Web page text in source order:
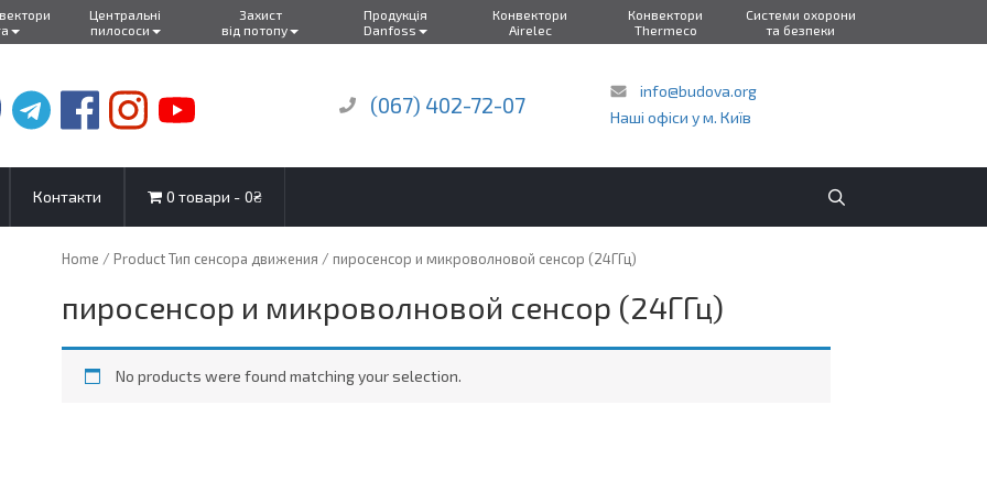
(067) 402-72-07
info@budova.org
Наші офіси у м. Київ
Контакти 0 товари 0₴
Home / Product Тип сенсора движения / пиросенсор и микроволновой сенсор (24ГГц)
пиросенсор и микроволновой сенсор (24ГГц)
No products were found matching your selection.
Центральні
пилососи
Захист
від потопу
Продукція
Danfoss
Конвектори
Airelec
Конвектори
Thermeco
Системи охорони
та безпеки